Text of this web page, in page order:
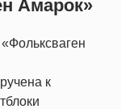
Амарок»
к